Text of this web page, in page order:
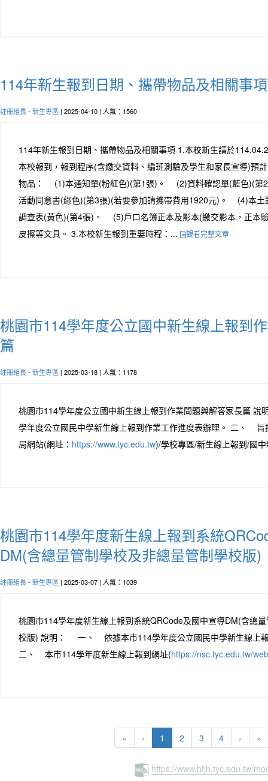
114年新生報到日期、攜帶物品及相關事項
註冊組長- 新生專區 | 2025-04-10 | 人氣：1560
114年新生報到日期、攜帶物品及相關事項 1.本校新生請於
本校報到，報到程序(含繳交資料、編班測驗及學生和家長宣導)預
物品： (1)本通知單(粉紅色)(第1張)。 (2)資料確認單(藍色)(
活動同意書(綠色)(第3張)(若要參加請攜帶費用1920元)。 (4)本土
調查表(黃色)(第4張)。 (5)戶口名簿正本及影本(繳交影本，正
皮擦等文具。 3.本校新生報到重要時程：...
觀看完整文章
桃園市114學年度公立國中新生線上報到
篇
註冊組長- 新生專區 | 2025-03-18 | 人氣：1178
桃園市114學年度公立國中新生線上報到作業問題與解答家長篇
學年度公立國民中學新生線上報到作業工作進度表辦理。 二、 旨
局網站(網址： https://www.tyc.edu.tw)/學校專區/新生線上報到/國
桃園市114學年度新生線上報到系統
DM(含總量管制學校及非總量管制學校版)
註冊組長- 新生專區 | 2025-03-07 | 人氣：1039
桃園市114學年度新生線上報到系統QRCode及國中宣導DM(含總
校版) 說明： 一、 依據本市114學年度公立國民中學新生線上
二、 本市114學年度新生線上報到網址(https://nsc.tyc.edu.tw/
« ‹ 1 (current)
2 3 4 › »
https://www.hfjh.tyc.edu.tw/